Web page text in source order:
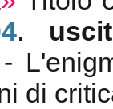
.
di